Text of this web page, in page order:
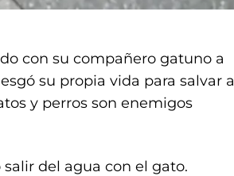
con su compañero gatuno a
su propia vida para salvar a
y perros son enemigos
del agua con el gato.